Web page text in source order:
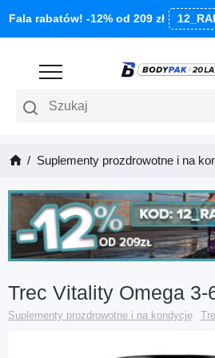
Fala rabatów! -12% od 209 zł
Szukaj
Suplementy prozdrowotne i na
Trec Vitality Omega 3-
Suplementy prozdrowotne i na kondycję